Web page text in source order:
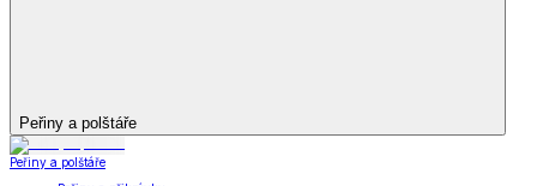
Peřiny a polštáře
Peřiny a polštáře